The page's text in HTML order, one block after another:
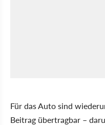
Für das Auto sind
Beitrag übertragbar –